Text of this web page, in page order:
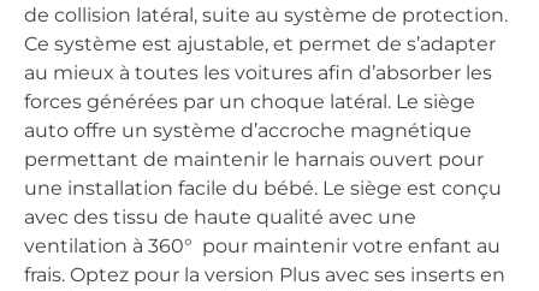
de collision latéral, suite au système de protection.
Ce système est ajustable, et permet de s’adapter
au mieux à toutes les voitures afin d’absorber les
forces générées par un choque latéral. Le siège
auto offre un système d’accroche magnétique
permettant de maintenir le harnais ouvert pour
une installation facile du bébé. Le siège est conçu
avec des tissu de haute qualité avec une
ventilation à 360° pour maintenir votre enfant au
frais. Optez pour la version Plus avec ses inserts en